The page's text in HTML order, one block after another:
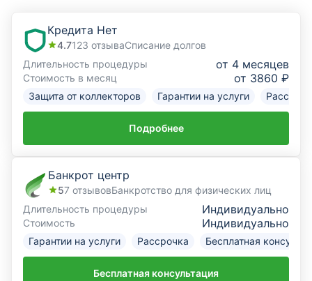
Страхование
Инвестиции
Кредита Нет
4.7123 отзываСписание долгов
Длительность процедуры
от 4 месяцев
Стоимость в месяц от 3860 ₽
Защита от коллекторов Гарантии на услуги
Подробнее
Банкрот центр
57 отзывовБанкротство для физических лиц
Длительность процедуры
Индивидуально
Стоимость Индивидуально
Гарантии на услуги Рассрочка Бесплатная
Бесплатная консультация